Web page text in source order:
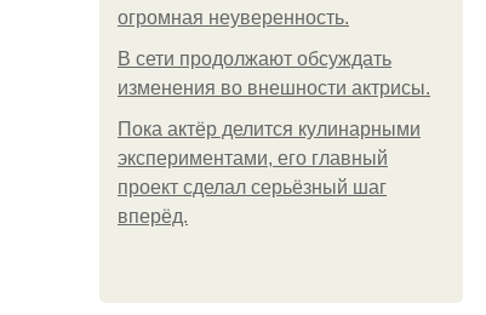
огромная неуверенность.
В сети продолжают обсуждать
изменения во внешности актрисы.
Пока актёр делится кулинарными
экспериментами, его главный
проект сделал серьёзный шаг
вперёд.